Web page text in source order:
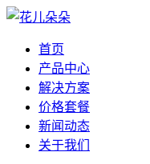
首页
产品中心
解决方案
价格套餐
新闻动态
关于我们